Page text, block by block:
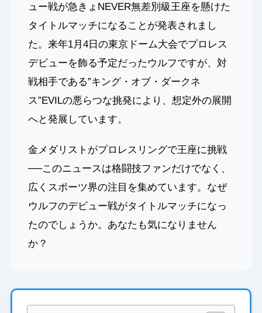
ュー戦が急きょNEVER無差別級王座を懸けた
タイトルマッチになることが発表されまし
た。来年1月4日の東京ドーム大会でプロレス
デビューを飾る予定だったウルフですが、対
戦相手である”キング・オブ・ダークネ
ス”EVILの悪らつな挑発により、想定外の展開
へと発展しています。
金メダリストがプロレスリングで王座に挑戦
──このニュースは格闘技ファンだけでなく、
広くスポーツ界の注目を集めています。なぜ
ウルフのデビュー戦がタイトルマッチになっ
たのでしょうか。あなたも気になりません
か？